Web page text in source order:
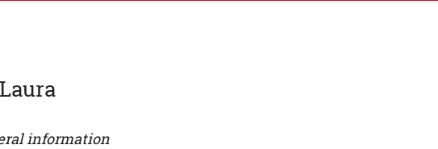
information